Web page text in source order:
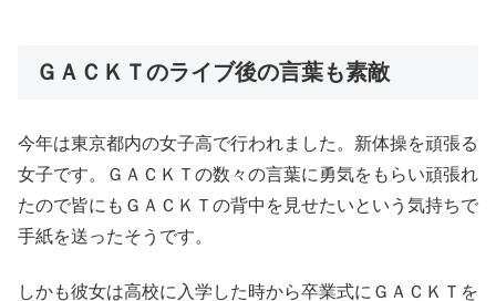
ＧＡＣＫＴのライブ後の言葉も素敵
今年は東京都内の女子高で行われました。新体操を頑張る
女子です。ＧＡＣＫＴの数々の言葉に勇気をもらい頑張れ
たので皆にもＧＡＣＫＴの背中を見せたいという気持ちで
手紙を送ったそうです。
しかも彼女は高校に入学した時から卒業式にＧＡＣＫＴを